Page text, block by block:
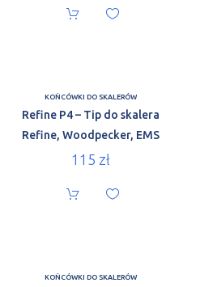
KOŃCÓWKI DO SKALERÓW
Refine P4 – Tip do skalera
Refine, Woodpecker, EMS
115 zł
KOŃCÓWKI DO SKALERÓW